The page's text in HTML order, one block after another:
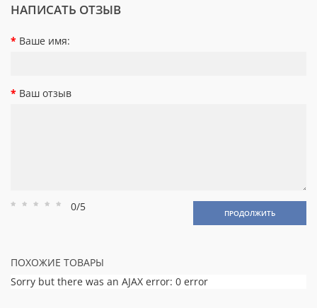
НАПИСАТЬ ОТЗЫВ
Ваше имя:
Ваш отзыв
Рейтинг
Рейтинг
Рейтинг
Рейтинг
Рейтинг
0/5 ПРОДОЛЖИТЬ
ПОХОЖИЕ ТОВАРЫ
Sorry but there was an AJAX error: 0 error